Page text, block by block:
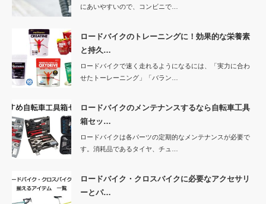
にあいやすいので、コンビニで…
ロードバイクのトレーニングに！効果的な栄養素
と持久…
ロードバイクで速く走れるようになるには、「実力に合わ
せたトーレーニング」「バラン…
ロードバイクのメンテナンスするなら自転車工具
箱セッ…
ロードバイクは各パーツの定期的なメンテナンスが必要で
す。消耗品であるタイヤ、チュ…
ロードバイク・クロスバイクに必要なアクセサリ
ーとパ…